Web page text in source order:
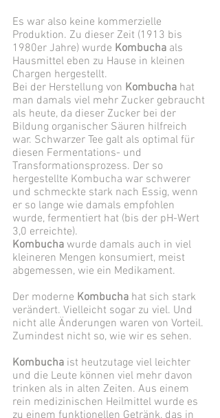
Es war also keine kommerzielle
Produktion. Zu dieser Zeit (1913 bis
1980er Jahre) wurde Kombucha als
Hausmittel eben zu Hause in kleinen
Chargen hergestellt.
Bei der Herstellung von Kombucha hat
man damals viel mehr Zucker gebraucht
als heute, da dieser Zucker bei der
Bildung organischer Säuren hilfreich
war. Schwarzer Tee galt als optimal für
diesen Fermentations- und
Transformationsprozess. Der so
hergestellte Kombucha war schwerer
und schmeckte stark nach Essig, wenn
er so lange wie damals empfohlen
wurde, fermentiert hat (bis der pH-Wert
3,0 erreichte).
Kombucha wurde damals auch in viel
kleineren Mengen konsumiert, meist
abgemessen, wie ein Medikament.
Der moderne Kombucha hat sich stark
verändert. Vielleicht sogar zu viel. Und
nicht alle Änderungen waren von Vorteil.
Zumindest nicht so, wie wir es sehen.
Kombucha ist heutzutage viel leichter
und die Leute können viel mehr davon
trinken als in alten Zeiten. Aus einem
rein medizinischen Heilmittel wurde es
zu einem funktionellen Getränk, das in